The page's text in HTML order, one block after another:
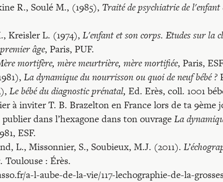
R., Soulé M., (1985), Traité de psychiatrie de l'enfant
Kreisler L. (1974), L'enfant et son corps. Etudes sur la
âge, Paris, PUF.
mortifère, mère meurtrière, mère mortifiée, Paris,
La dynamique du nourrisson ou quoi de neuf bébé ?
Le bébé du diagnostic prénatal, Ed. Erès, coll. 1001
à inviter T. B. Brazelton en France lors de ta 9ème
publier dans l’hexa­gone dans ton ouvrageLa
ESF.
L., Missonnier, S., Soubieux, M.J. (2011).
Toulouse : Érès.
a-l-aube-de-la-vie/117-lechographie-de-la-